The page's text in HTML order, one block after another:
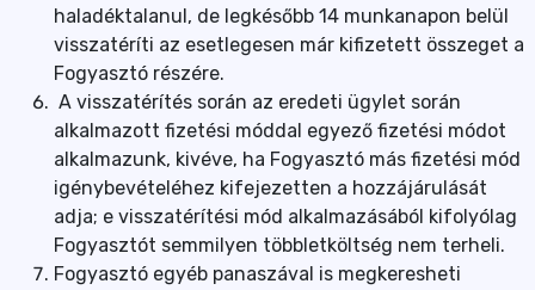
haladéktalanul, de legkésőbb 14 munkanapon belül
visszatéríti az esetlegesen már kifizetett összeget a
Fogyasztó részére.
A visszatérítés során az eredeti ügylet során
alkalmazott fizetési móddal egyező fizetési módot
alkalmazunk, kivéve, ha Fogyasztó más fizetési mód
igénybevételéhez kifejezetten a hozzájárulását
adja; e visszatérítési mód alkalmazásából kifolyólag
Fogyasztót semmilyen többletköltség nem terheli.
Fogyasztó egyéb panaszával is megkeresheti